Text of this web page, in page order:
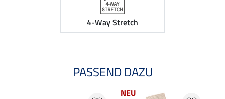
4-Way Stretch
PASSEND DAZU
NEU